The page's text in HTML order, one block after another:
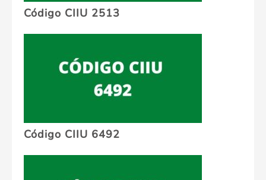
Código CIIU 2513
Código CIIU 6492